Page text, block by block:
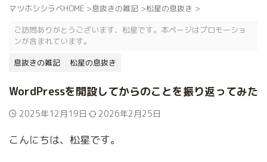
マツホシシラベHOME >息抜きの雑記 >松星の息抜き >
ご訪問ありがとうございます、松星です。本ページはプロモーショ
ンが含まれています。
息抜きの雑記
松星の息抜き
WordPressを開設してからのことを振り返ってみた
2025年12月19日 2026年2月25日
こんにちは、松星です。